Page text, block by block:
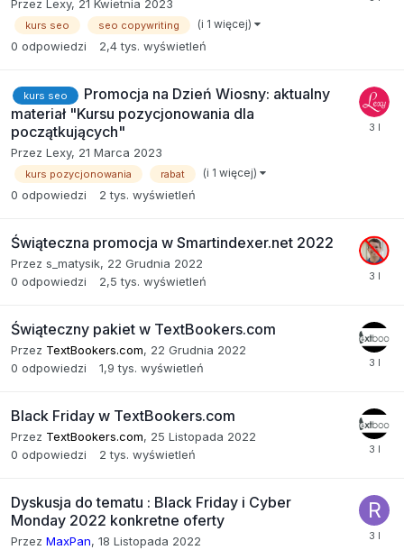
Przez Lexy, 21 Kwietnia 2023
kurs seo seo copywriting (i 1 więcej)
0 odpowiedzi 2,4 tys. wyświetleń
kurs seo
Promocja na Dzień Wiosny: aktualny
materiał "Kursu pozycjonowania dla
początkujących"
Przez Lexy, 21 Marca 2023
kurs pozycjonowania rabat (i 1 więcej)
0 odpowiedzi 2 tys. wyświetleń
Świąteczna promocja w Smartindexer.net 2022
Przez s_matysik, 22 Grudnia 2022
0 odpowiedzi 2,5 tys. wyświetleń
Świąteczny pakiet w TextBookers.com
Przez TextBookers.com, 22 Grudnia 2022
0 odpowiedzi 1,9 tys. wyświetleń
Black Friday w TextBookers.com
Przez TextBookers.com, 25 Listopada 2022
0 odpowiedzi 2 tys. wyświetleń
Dyskusja do tematu : Black Friday i Cyber
Monday 2022 konkretne oferty
Przez MaxPan, 18 Listopada 2022